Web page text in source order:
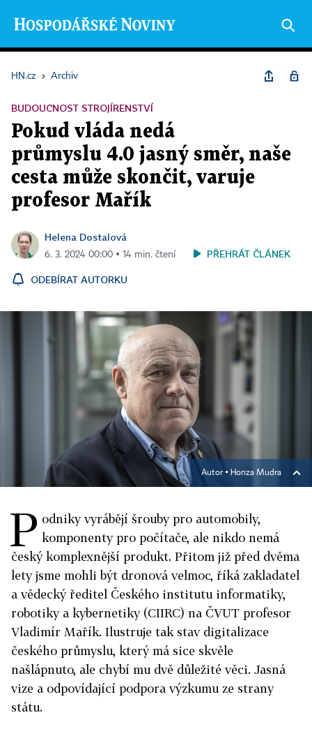
HN.cz › Archiv
BUDOUCNOST STROJÍRENSTVÍ
Pokud vláda nedá
průmyslu 4.0 jasný směr, naše
cesta může skončit, varuje
profesor Mařík
Helena Dostalová
6. 3. 2024 00:00 ▪ 14 min. čtení PŘEHRÁT ČLÁNEK
ODEBÍRAT AUTORKU
Autor ▪ Honza Mudra
P odniky vyrábějí šrouby pro automobily,
komponenty pro počítače, ale nikdo nemá
český komplexnější produkt. Přitom již před dvěma
lety jsme mohli být dronová velmoc, říká zakladatel
a vědecký ředitel Českého institutu informatiky,
robotiky a kybernetiky (CIIRC) na ČVUT profesor
Vladimír Mařík. Ilustruje tak stav digitalizace
českého průmyslu, který má sice skvěle
našlápnuto, ale chybí mu dvě důležité věci. Jasná
vize a odpovídající podpora výzkumu ze strany
státu.